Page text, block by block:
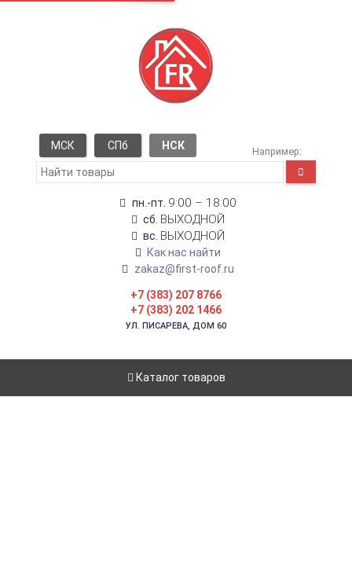
МСК СПб НСК Например:
пн.-пт. 9:00 – 18:00
сб. ВЫХОДНОЙ
вс. ВЫХОДНОЙ
Как нас найти
zakaz@first-roof.ru
+7 (383) 207 8766
+7 (383) 202 1466
УЛ. ПИСАРЕВА, ДОМ 60
Каталог товаров